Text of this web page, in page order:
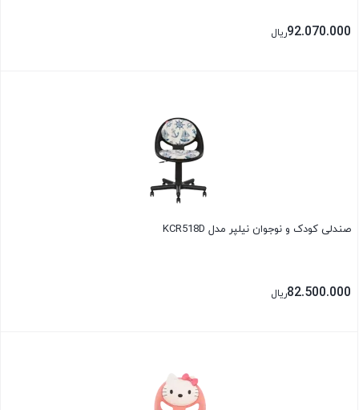
92.070.000ریال
صندلی کودک و نوجوان نیلپر مدل KCR518D
82.500.000ریال